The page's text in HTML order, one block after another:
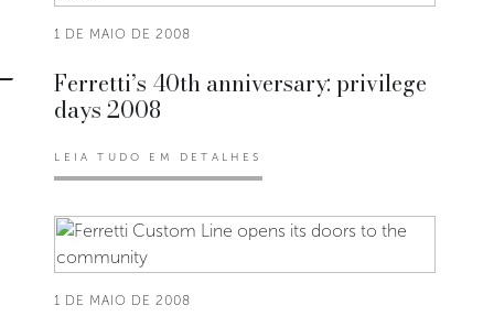
1 DE MAIO DE 2008
Ferretti’s 40th anniversary: privilege
days 2008
LEIA TUDO EM DETALHES
1 DE MAIO DE 2008